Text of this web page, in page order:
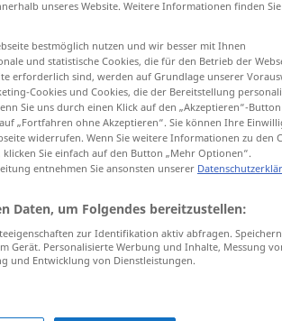
unseres Website. Weitere Informationen finden
bestmöglich nutzen und wir besser mit Ihnen
und statistische Cookies, die für den Betrieb der
erforderlich sind, werden auf Grundlage unserer
Cookies und Cookies, die der Bereitstellung
Sie uns durch einen Klick auf den „Akzeptieren“-
„Fortfahren ohne Akzeptieren“. Sie können Ihre
widerrufen. Wenn Sie weitere Informationen zu den
Sie einfach auf den Button „Mehr Optionen“.
entnehmen Sie ansonsten unserer
Daten, um Folgendes bereitzustellen:
zur Identifikation aktiv abfragen.
Personalisierte Werbung und Inhalte, Messung
und Entwicklung von Dienstleistungen.